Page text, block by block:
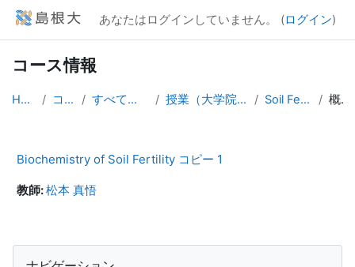
メインコンテンツへスキップする
あなたはログインしていません。 (ログイン)
コース情報
Home コース すべてのコース 授業（大学院生向け） Soil Fertility_1 概要
Biochemistry of Soil Fertility コピー 1
教師:松本 真悟
ブロック